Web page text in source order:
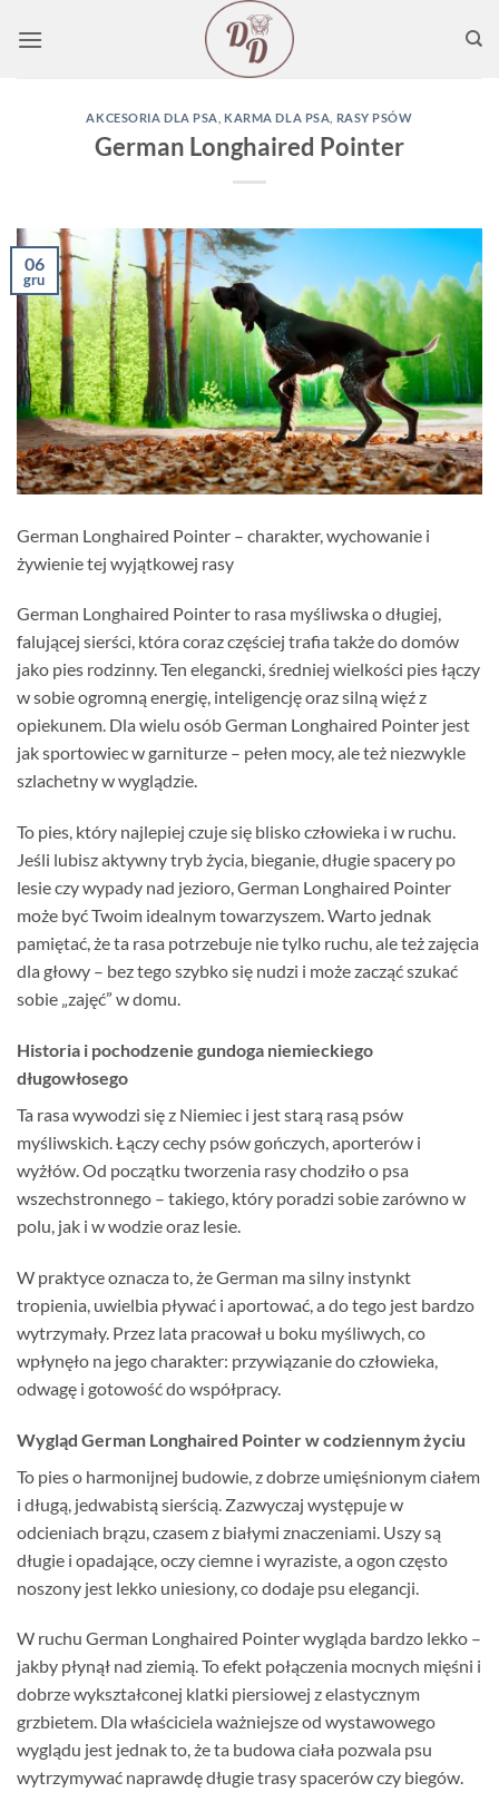
AKCESORIA DLA PSA KARMA DLA PSA RASY PSÓW
German Longhaired Pointer
06
gru
German Longhaired Pointer – charakter, wychowanie i
żywienie tej wyjątkowej rasy
German Longhaired Pointer to rasa myśliwska o długiej,
falującej sierści, która coraz częściej trafia także do domów
jako pies rodzinny. Ten elegancki, średniej wielkości pies łączy
w sobie ogromną energię, inteligencję oraz silną więź z
opiekunem. Dla wielu osób German Longhaired Pointer jest
jak sportowiec w garniturze – pełen mocy, ale też niezwykle
szlachetny w wyglądzie.
To pies, który najlepiej czuje się blisko człowieka i w ruchu.
Jeśli lubisz aktywny tryb życia, bieganie, długie spacery po
lesie czy wypady nad jezioro, German Longhaired Pointer
może być Twoim idealnym towarzyszem. Warto jednak
pamiętać, że ta rasa potrzebuje nie tylko ruchu, ale też zajęcia
dla głowy – bez tego szybko się nudzi i może zacząć szukać
sobie „zajęć” w domu.
Historia i pochodzenie gundoga niemieckiego
długowłosego
Ta rasa wywodzi się z Niemiec i jest starą rasą psów
myśliwskich. Łączy cechy psów gończych, aporterów i
wyżłów. Od początku tworzenia rasy chodziło o psa
wszechstronnego – takiego, który poradzi sobie zarówno w
polu, jak i w wodzie oraz lesie.
W praktyce oznacza to, że German ma silny instynkt
tropienia, uwielbia pływać i aportować, a do tego jest bardzo
wytrzymały. Przez lata pracował u boku myśliwych, co
wpłynęło na jego charakter: przywiązanie do człowieka,
odwagę i gotowość do współpracy.
Wygląd German Longhaired Pointer w codziennym życiu
To pies o harmonijnej budowie, z dobrze umięśnionym ciałem
i długą, jedwabistą sierścią. Zazwyczaj występuje w
odcieniach brązu, czasem z białymi znaczeniami. Uszy są
długie i opadające, oczy ciemne i wyraziste, a ogon często
noszony jest lekko uniesiony, co dodaje psu elegancji.
W ruchu German Longhaired Pointer wygląda bardzo lekko –
jakby płynął nad ziemią. To efekt połączenia mocnych mięśni i
dobrze wykształconej klatki piersiowej z elastycznym
grzbietem. Dla właściciela ważniejsze od wystawowego
wyglądu jest jednak to, że ta budowa ciała pozwala psu
wytrzymywać naprawdę długie trasy spacerów czy biegów.